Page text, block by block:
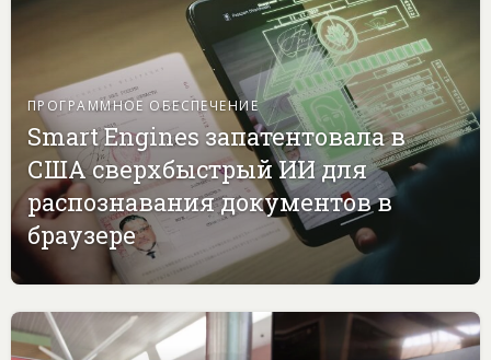
ПРОГРАММНОЕ ОБЕСПЕЧЕНИЕ
Smart Engines запатентовала в
США сверхбыстрый ИИ для
распознавания документов в
браузере